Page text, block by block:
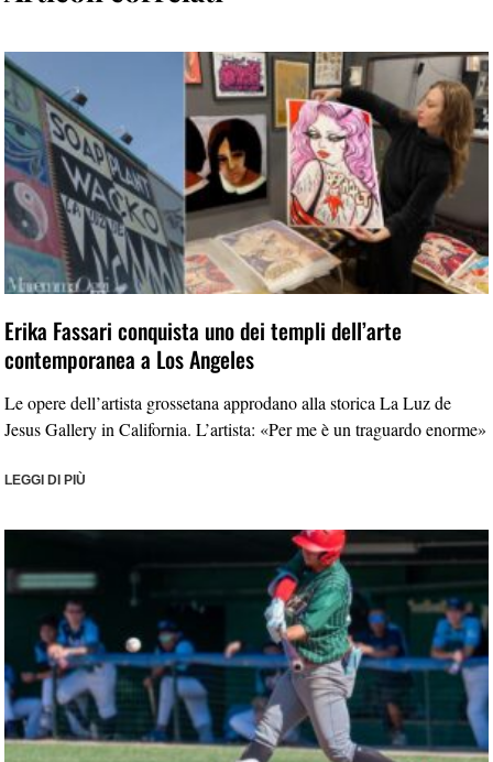
Erika Fassari conquista uno dei templi dell’arte
contemporanea a Los Angeles
Le opere dell’artista grossetana approdano alla storica La Luz de
Jesus Gallery in California. L’artista: «Per me è un traguardo enorme»
LEGGI DI PIÙ